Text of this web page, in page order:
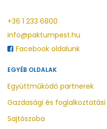
+36 1 233 6800
info@paktumpest.hu
Facebook oldalunk
EGYÉB OLDALAK
Együttműködő partnerek
Gazdasági és
Sajtószoba